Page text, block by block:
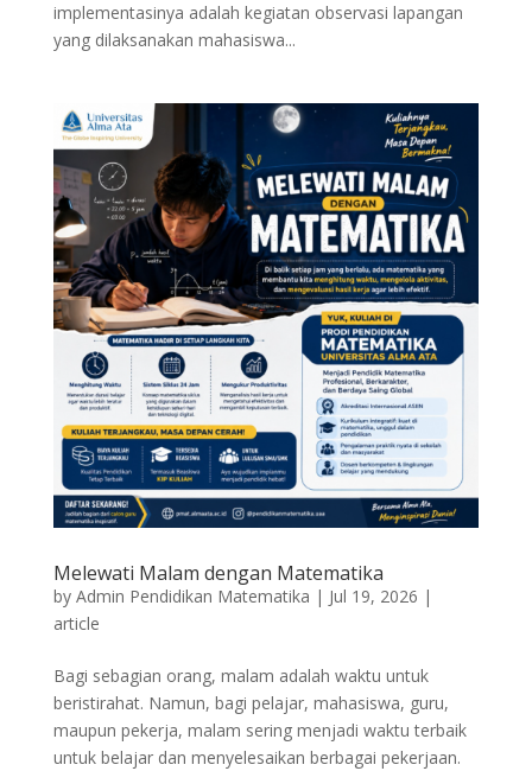
implementasinya adalah kegiatan observasi lapangan
yang dilaksanakan mahasiswa...
Melewati Malam dengan Matematika
by Admin Pendidikan Matematika | Jul 19, 2026 |
article
Bagi sebagian orang, malam adalah waktu untuk
beristirahat. Namun, bagi pelajar, mahasiswa, guru,
maupun pekerja, malam sering menjadi waktu terbaik
untuk belajar dan menyelesaikan berbagai pekerjaan.